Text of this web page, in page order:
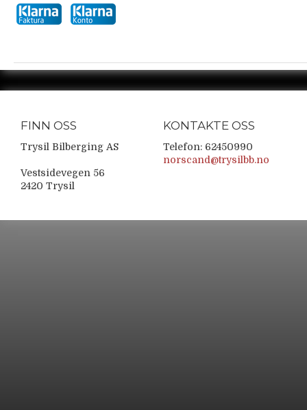
FINN OSS
Trysil Bilberging AS
Vestsidevegen 56
2420 Trysil
KONTAKTE OSS
Telefon: 62450990
norscand@trysilbb.no